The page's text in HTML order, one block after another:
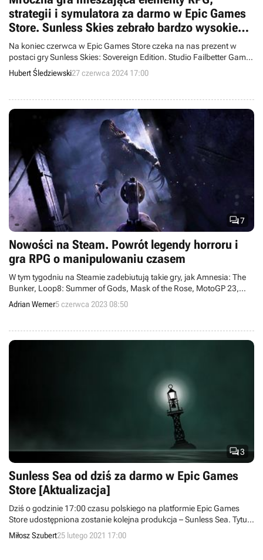
strategii i symulatora za darmo w Epic Games
Store. Sunless Skies zebrało bardzo wysokie
oceny
Na koniec czerwca w Epic Games Store czeka na nas prezent w
postaci gry Sunless Skies: Sovereign Edition. Studio Failbetter Games
świetnie połączyło elementy RPG, strategii i symulatora, co zostało
docenione przez graczy oraz recenzentów.
Hubert Śledziewski27 czerwca 2024 17:00
7
Nowości na Steam. Powrót legendy horroru i
gra RPG o manipulowaniu czasem
W tym tygodniu na Steamie zadebiutują takie gry, jak Amnesia: The
Bunker, Loop8: Summer of Gods, Mask of the Rose, MotoGP 23,
Tour de France 2023 oraz Pro Cycling Manager 2023.
Adrian Werner5 czerwca 2023 08:50
3
Sunless Sea od dziś za darmo w Epic Games
Store [Aktualizacja]
Dziś o godzinie 17:00 czasu polskiego na platformie Epic Games
Store udostępniona zostanie kolejna produkcja – Sunless Sea. Tytuł
pozostanie za darmo do 4 marca.
Miłosz Szubert25 lutego 2021 17:00